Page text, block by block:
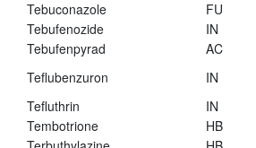
Tebuconazole
FU
Tebufenozide
IN
Tebufenpyrad
AC
Teflubenzuron
IN
Tefluthrin
IN
Tembotrione
HB